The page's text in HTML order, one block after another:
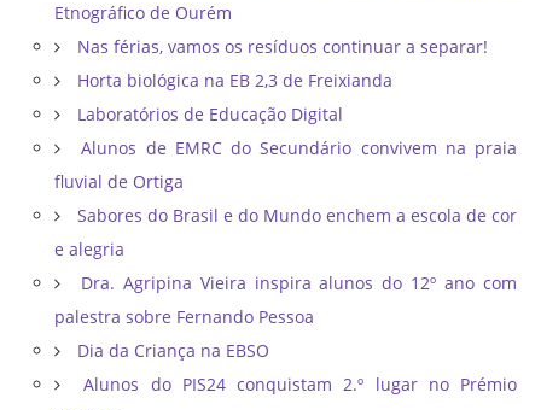
Etnográfico de Ourém
Nas férias, vamos os resíduos continuar a separar!
Horta biológica na EB 2,3 de Freixianda
Laboratórios de Educação Digital
Alunos de EMRC do Secundário convivem na praia
fluvial de Ortiga
Sabores do Brasil e do Mundo enchem a escola de cor
e alegria
Dra. Agripina Vieira inspira alunos do 12º ano com
palestra sobre Fernando Pessoa
Dia da Criança na EBSO
Alunos do PIS24 conquistam 2.º lugar no Prémio